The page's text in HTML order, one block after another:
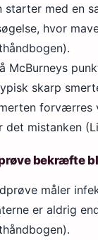
starter med en
hvor
McBurneys
skarp
forværres
det mistanken
bekræfte
måler
er aldrig